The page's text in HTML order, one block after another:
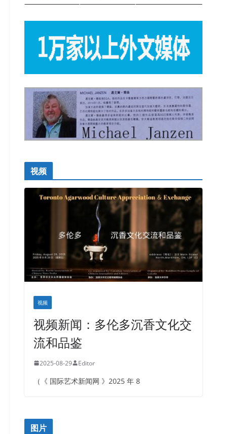
视频
视频
视频新闻：多伦多沉香文化交
流和品鉴
2025-08-29 Editor
（《 国际艺术新闻网 》2025 年 8
图片